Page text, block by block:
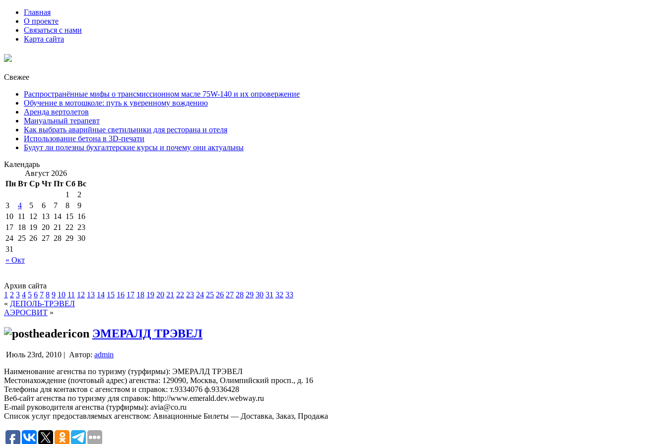
Главная
О проекте
Связаться с нами
Карта сайта
Свежее
Распространённые мифы о трансмиссионном масле 75W-140 и их опровержение
Обучение в мотошколе: путь к уверенному вождению
Аренда вертолетов
Мануальный терапевт
Как выбрать аварийные светильники для ресторана и отеля
Использование бетона в 3D-печати
Будут ли полезны бухгалтерские курсы и почему они актуальны
Календарь
Август 2026
Пн Вт Ср Чт Пт Сб Вс
« Окт
1
2
3
4 5 6 7 8
9
10 11 12 13 14 15 16
17 18 19 20 21 22 23
24 25 26 27 28 29 30
31
Архив сайта
1 2 3 4 5 6 7 8 9 10 11 12 13 14 15 16 17 18 19 20 21 22 23 24 25 26 27 28 29 30 31 32 33
« ДЕПОЛЬ-ТРЭВЕЛ
АЭРОСВИТ »
ЭМЕРАЛД ТРЭВЕЛ
Июль 23rd, 2010 | Автор: admin
Наименование агенства по туризму (турфирмы): ЭМЕРАЛД ТРЭВЕЛ
Местонахождение (почтовый адрес) агенства: 129090, Москва, Олимпийский просп., д. 16
Телефоны для контактов с агенством и справок: т.9334076 ф.9336428
Веб-сайт агенства по туризму для справок: http://www.emerald.dev.webway.ru
E-mail руководителя агенства (турфирмы): avia@co.ru
Список услуг предоставляемых агенством: Авиационные Билеты — Доставка, Заказ, Продажа